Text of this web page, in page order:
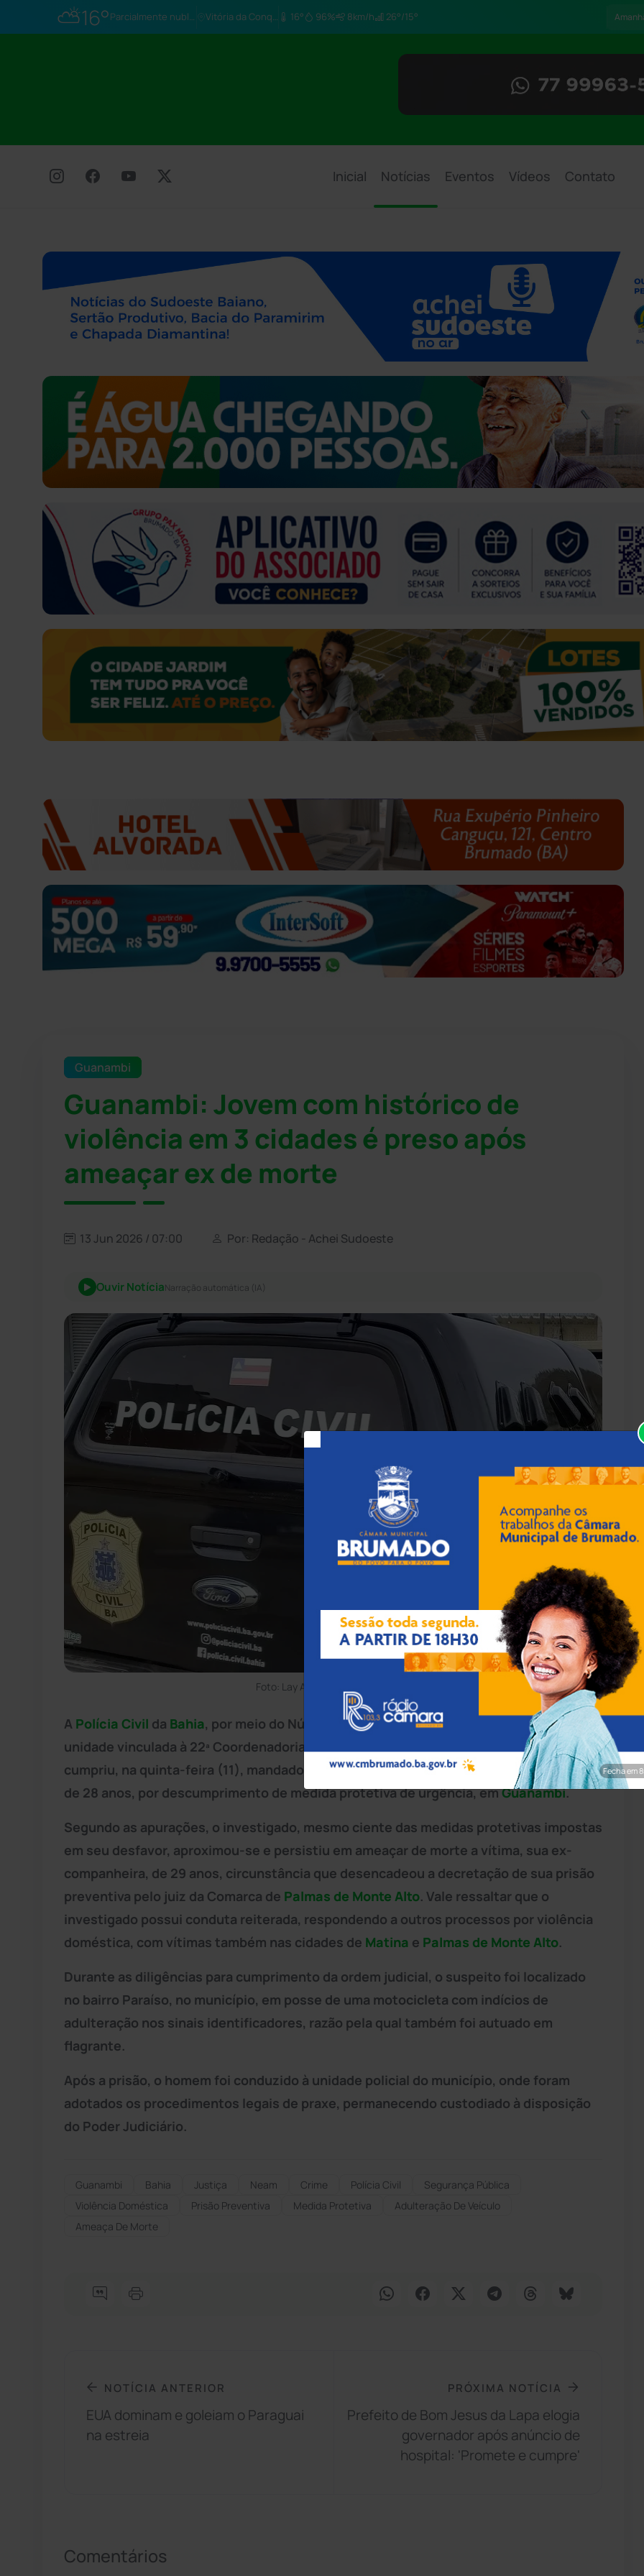
⛅16° Parcialmente nublado Vitória da Conq… 16° 96% 8km/h 26°/15°
Inicial Notícias Eventos Vídeos Contato
Guanambi
Guanambi: Jovem com histórico de
violência em 3 cidades é preso após
ameaçar ex de morte
13 Jun 2026 / 07:00 Por: Redação - Achei Sudoeste
Ouvir NotíciaNarração automática (IA)
Foto: Lay Amorim/Achei Sudoeste
A Polícia Civil da Bahia, por meio do Núcleo Especial de Atendimento à Mulher (Neam),
unidade vinculada à 22ª Coordenadoria Regional de Polícia do Interior (Coorpin),
cumpriu, na quinta-feira (11), mandado de prisão preventiva em desfavor de um jovem,
de 28 anos, por descumprimento de medida protetiva de urgência, emGuanambi.
Segundo as apurações, o investigado, mesmo ciente das medidas protetivas impostas
em seu desfavor, aproximou-se e persistiu em ameaçar de morte a vítima, sua ex-
companheira, de 29 anos, circunstância que desencadeou a decretação de sua prisão
preventiva pelo juiz da Comarca de Palmas de Monte Alto. Vale ressaltar que o
investigado possui conduta reiterada, respondendo a outros processos por violência
doméstica, com vítimas também nas cidades de Matina e Palmas de Monte Alto.
Durante as diligências para cumprimento da ordem judicial, o suspeito foi localizado
no bairro Paraíso, no município, em posse de uma motocicleta com indícios de
adulteração nos sinais identificadores, razão pela qual também foi autuado em
flagrante.
Após a prisão, o homem foi conduzido à unidade policial do município, onde foram
adotados os procedimentos legais de praxe, permanecendo custodiado à disposição
do Poder Judiciário.
Guanambi Bahia Justiça Neam Crime Polícia Civil
Segurança Pública
Violência Doméstica
Prisão Preventiva Medida Protetiva
Adulteração De Veículo
Ameaça De Morte
NOTÍCIA ANTERIOR
EUA dominam e goleiam o Paraguai
na estreia
PRÓXIMA NOTÍCIA
Prefeito de Bom Jesus da Lapa elogia
governador após anúncio de
hospital: 'Promete e cumpre'
Comentários
Fecha em